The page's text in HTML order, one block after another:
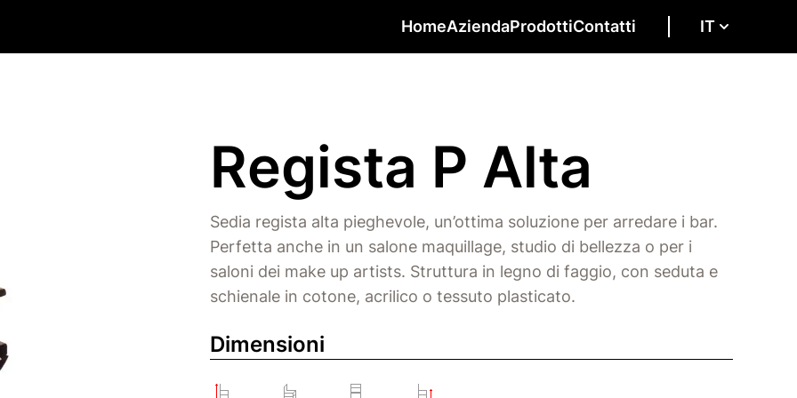
HomeAziendaProdottiContatti IT
Regista P Alta
Sedia regista alta pieghevole, un’ottima soluzione per arredare i bar.
Perfetta anche in un salone maquillage, studio di bellezza o per i
saloni dei make up artists. Struttura in legno di faggio, con seduta e
schienale in cotone, acrilico o tessuto plasticato.
Dimensioni